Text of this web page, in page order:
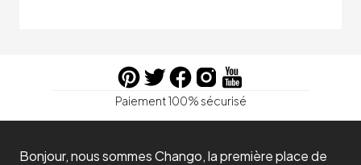
Paiement 100% sécurisé
Bonjour, nous sommes Chango, la première place de